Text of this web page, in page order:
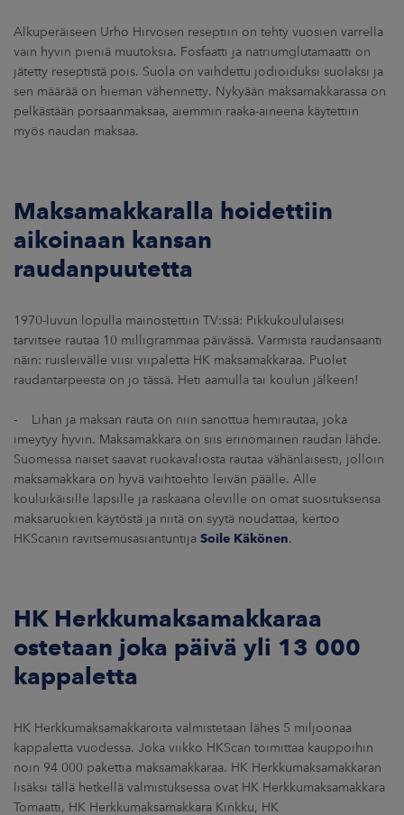
Alkuperäiseen Urho Hirvosen reseptiin on tehty vuosien varrella
vain hyvin pieniä muutoksia. Fosfaatti ja natriumglutamaatti on
jätetty reseptistä pois. Suola on vaihdettu jodioiduksi suolaksi ja
sen määrää on hieman vähennetty. Nykyään maksamakkarassa on
pelkästään porsaanmaksaa, aiemmin raaka-aineena käytettiin
myös naudan maksaa.
Maksamakkaralla hoidettiin
aikoinaan kansan
raudanpuutetta
1970-luvun lopulla mainostettiin TV:ssä: Pikkukoululaisesi
tarvitsee rautaa 10 milligrammaa päivässä. Varmista raudansaanti
näin: ruisleivälle viisi viipaletta HK maksamakkaraa. Puolet
raudantarpeesta on jo tässä. Heti aamulla tai koulun jälkeen!
- Lihan ja maksan rauta on niin sanottua hemirautaa, joka
imeytyy hyvin. Maksamakkara on siis erinomainen raudan lähde.
Suomessa naiset saavat ruokavaliosta rautaa vähänlaisesti, jolloin
maksamakkara on hyvä vaihtoehto leivän päälle. Alle
kouluikäisille lapsille ja raskaana oleville on omat suosituksensa
maksaruokien käytöstä ja niitä on syytä noudattaa, kertoo
HKScanin ravitsemusasiantuntija Soile Käkönen.
HK Herkkumaksamakkaraa
ostetaan joka päivä yli 13 000
kappaletta
HK Herkkumaksamakkaroita valmistetaan lähes 5 miljoonaa
kappaletta vuodessa. Joka viikko HKScan toimittaa kauppoihin
noin 94 000 pakettia maksamakkaraa. HK Herkkumaksamakkaran
lisäksi tällä hetkellä valmistuksessa ovat HK Herkkumaksamakkara
Tomaatti, HK Herkkumaksamakkara Kinkku, HK